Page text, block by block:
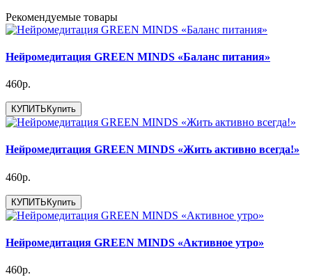
Рекомендуемые товары
Нейромедитация GREEN MINDS «Баланс питания»
460р.
КУПИТЬ Купить
Нейромедитация GREEN MINDS «Жить активно всегда!»
460р.
КУПИТЬКупить
Нейромедитация GREEN MINDS «Активное утро»
460р.